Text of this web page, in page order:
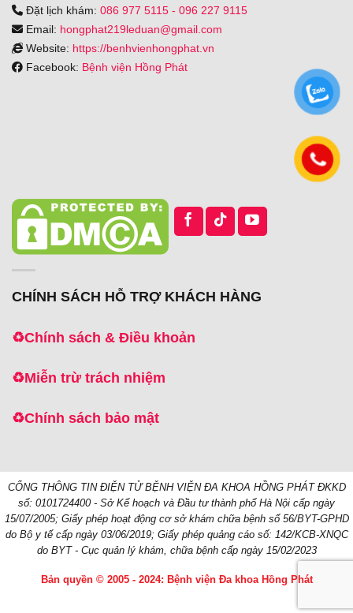
Đặt lịch khám: 086 977 5115 - 096 227 9115
Email: hongphat219leduan@gmail.com
Website: https://benhvienhongphat.vn
Facebook: Bệnh viện Hồng Phát
CHÍNH SÁCH HỖ TRỢ KHÁCH HÀNG
♻️Chính sách & Điều khoản
♻️Miễn trừ trách nhiệm
♻️Chính sách bảo mật
CỔNG THÔNG TIN ĐIỆN TỬ BỆNH VIỆN ĐA KHOA HỒNG PHÁT ĐKKD
số: 0101724400 - Sở Kế hoạch và Đầu tư thành phố Hà Nội cấp ngày
15/07/2005; Giấy phép hoạt động cơ sở khám chữa bệnh số 56/BYT-GPHD
do Bộ y tế cấp ngày 03/06/2019; Giấy phép quảng cáo số: 142/KCB-XNQC
do BYT - Cục quản lý khám, chữa bệnh cấp ngày 15/02/2023
Bản quyền © 2005 - 2024: Bệnh viện Đa khoa Hồng Phát